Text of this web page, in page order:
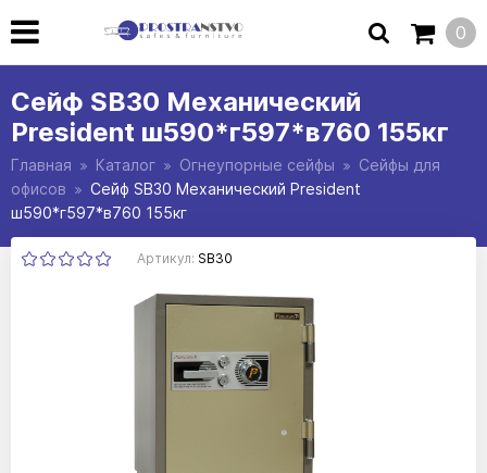
0
Сейф SB30 Механический
President ш590*г597*в760 155кг
Главная Каталог Огнеупорные сейфы
Сейфы для
офисов
Сейф SB30 Механический President
ш590*г597*в760 155кг
Артикул: SB30